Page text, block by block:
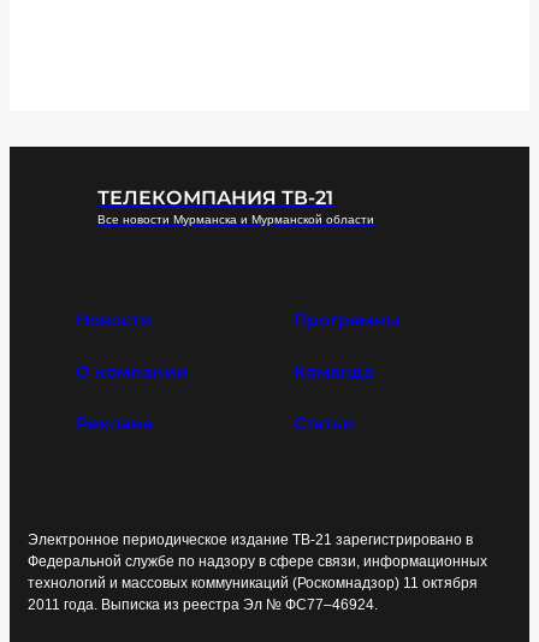
ТЕЛЕКОМПАНИЯ ТВ-21
Все новости Мурманска и Мурманской области
Новости Программы
О компании Команда
Реклама Статьи
Электронное периодическое издание ТВ-21 зарегистрировано в
Федеральной службе по надзору в сфере связи, информационных
технологий и массовых коммуникаций (Роскомнадзор) 11 октября
2011 года. Выписка из реестра Эл № ФС77–46924.